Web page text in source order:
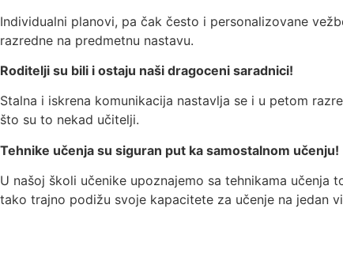
Individualni planovi, pa čak često i personalizovane
razredne na predmetnu nastavu.
Roditelji su bili i ostaju naši dragoceni saradnici!
Stalna i iskrena komunikacija nastavlja se i u petom
što su to nekad učitelji.
Tehnike učenja su siguran put ka samostalnom učenju!
U našoj školi učenike upoznajemo sa tehnikama
tako trajno podižu svoje kapacitete za učenje na jedan